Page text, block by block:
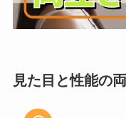
見た目と性能の